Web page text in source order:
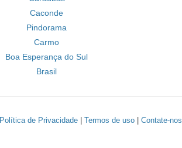
Caconde
Pindorama
Carmo
Boa Esperança do Sul
Brasil
Política de Privacidade| Termos de uso| Contate-nos